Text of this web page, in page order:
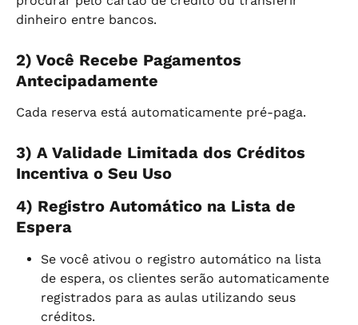
dinheiro entre bancos.
2) Você Recebe Pagamentos
Antecipadamente
Cada reserva está automaticamente pré-paga.
3) A Validade Limitada dos Créditos
Incentiva o Seu Uso
4) Registro Automático na Lista de
Espera
Se você ativou o registro automático na lista
de espera, os clientes serão automaticamente
registrados para as aulas utilizando seus
créditos.